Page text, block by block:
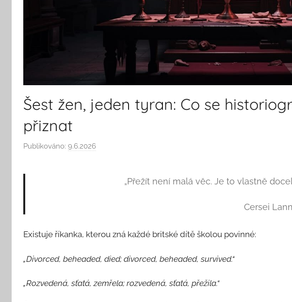
Šest žen, jeden tyran: Co se
přiznat
Publikováno: 9.6.2026
e
k
n
„Přežít není malá věc. Je to vlastně
Cersei
Existuje říkanka, kterou zná každé britské dítě školou povinné:
„Divorced, beheaded, died; divorced, beheaded, survived.“
„Rozvedená, sťatá, zemřela; rozvedená, sťatá, přežila.“